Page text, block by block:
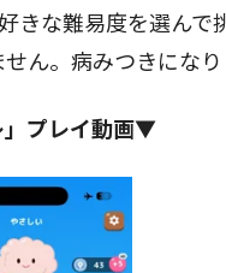
きな難易度を選んで
ん。病みつきになり
」プレイ動画▼
閉じ